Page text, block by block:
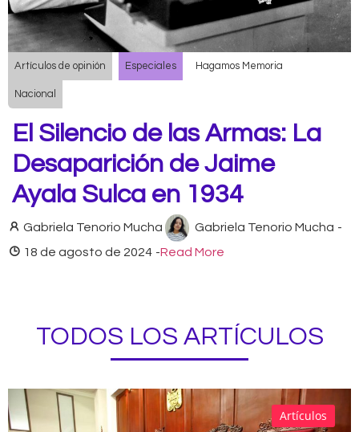
Artículos de opinión Especiales Hagamos Memoria
Nacional
El Silencio de las Armas: La
Desaparición de Jaime
Ayala Sulca en 1934
Gabriela Tenorio Mucha Gabriela Tenorio Mucha -
18 de agosto de 2024 -Read More
TODOS LOS ARTÍCULOS
Artículos